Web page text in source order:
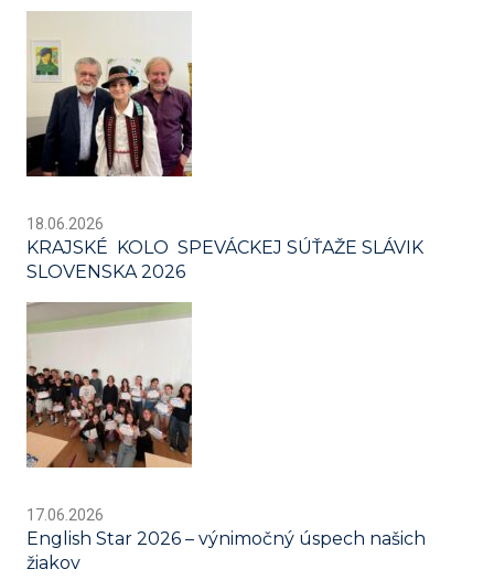
18.06.2026
KRAJSKÉ KOLO SPEVÁCKEJ SÚŤAŽE SLÁVIK
SLOVENSKA 2026
17.06.2026
English Star 2026 – výnimočný úspech našich
žiakov